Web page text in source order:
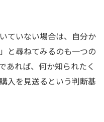
ていない場合は、自分か
と尋ねてみるのも一つの
あれば、何か知られたく
入を見送るという判断基